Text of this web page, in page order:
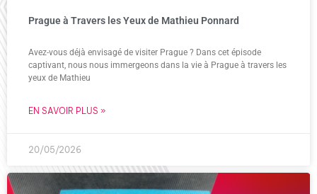
Prague à Travers les Yeux de Mathieu Ponnard
Avez-vous déjà envisagé de visiter Prague ? Dans cet épisode
captivant, nous nous immergeons dans la vie à Prague à travers les
yeux de Mathieu
EN SAVOIR PLUS »
20/05/2026